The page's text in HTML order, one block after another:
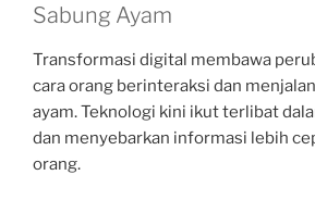
Sabung Ayam
Transformasi digital membawa
cara orang berinteraksi dan
ayam. Teknologi kini ikut terlibat
dan menyebarkan informasi lebih
orang.